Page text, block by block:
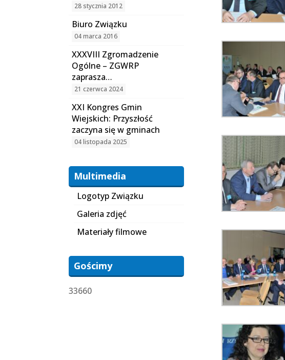
28 stycznia 2012
Biuro Związku
04 marca 2016
XXXVIII Zgromadzenie
Ogólne – ZGWRP
zaprasza…
21 czerwca 2024
XXI Kongres Gmin
Wiejskich: Przyszłość
zaczyna się w gminach
04 listopada 2025
Multimedia
Logotyp Związku
Galeria zdjęć
Materiały filmowe
Gościmy
33660